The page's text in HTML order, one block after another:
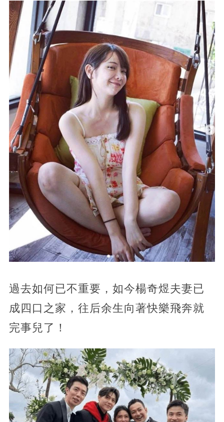
過去如何已不重要，如今楊奇煜夫妻已
成四口之家，往后余生向著快樂飛奔就
完事兒了！